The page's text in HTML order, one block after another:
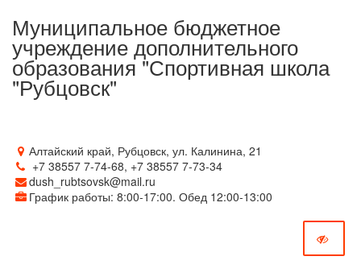
Муниципальное бюджетное
учреждение дополнительного
образования "Спортивная школа
"Рубцовск"
Алтайский край, Рубцовск, ул. Калинина, 21
+7 38557 7‑74-68, +7 38557 7‑73-34
dush_rubtsovsk@mail.ru
График работы: 8:00-17:00. Обед 12:00-13:00